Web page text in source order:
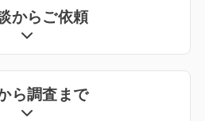
からご依頼
ら調査まで